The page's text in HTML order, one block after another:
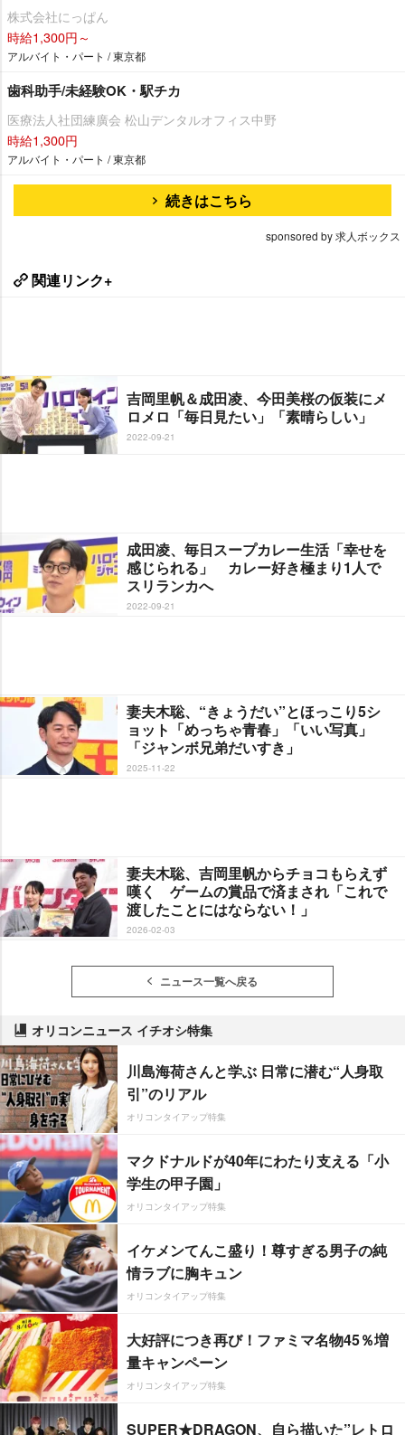
株式会社にっぱん
時給1,300円～
アルバイト・パート / 東京都
歯科助手/未経験OK・駅チカ
医療法人社団練廣会 松山デンタルオフィス中野
時給1,300円
アルバイト・パート / 東京都
続きはこちら
sponsored by 求人ボックス
関連リンク+
吉岡里帆＆成田凌、今田美桜の仮装にメ
ロメロ「毎日見たい」「素晴らしい」
2022-09-21
成田凌、毎日スープカレー生活「幸せを
感じられる」 カレー好き極まり1人で
スリランカへ
2022-09-21
妻夫木聡、“きょうだい”とほっこり5シ
ョット「めっちゃ青春」「いい写真」
「ジャンボ兄弟だいすき」
2025-11-22
妻夫木聡、吉岡里帆からチョコもらえず
嘆く ゲームの賞品で済まされ「これで
渡したことにはならない！」
2026-02-03
ニュース一覧へ戻る
オリコンニュース イチオシ特集
川島海荷さんと学ぶ 日常に潜む“人身取
引”のリアル
オリコンタイアップ特集
マクドナルドが40年にわたり支える「小
学生の甲子園」
オリコンタイアップ特集
イケメンてんこ盛り！尊すぎる男子の純
情ラブに胸キュン
オリコンタイアップ特集
大好評につき再び！ファミマ名物45％増
量キャンペーン
オリコンタイアップ特集
SUPER★DRAGON、自ら描いた”レトロ